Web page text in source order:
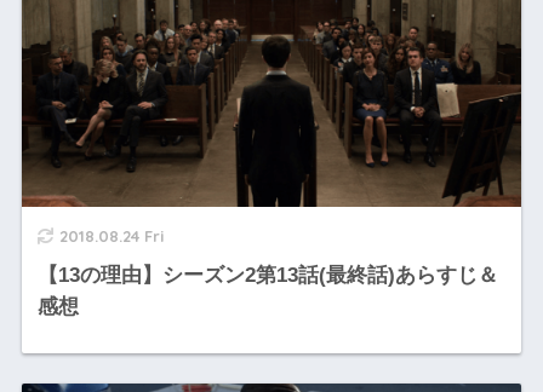
2018.08.24 Fri
【13の理由】シーズン2第13話(最終話)あらすじ＆
感想